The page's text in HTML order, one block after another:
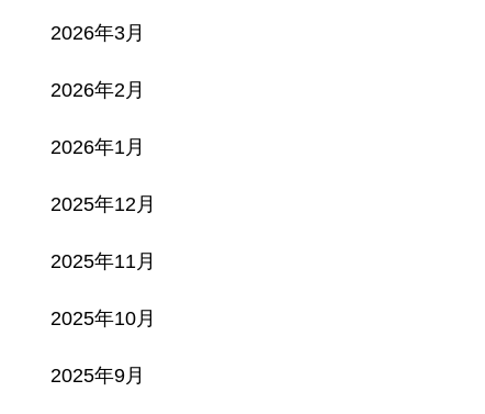
2026年3月
2026年2月
2026年1月
2025年12月
2025年11月
2025年10月
2025年9月